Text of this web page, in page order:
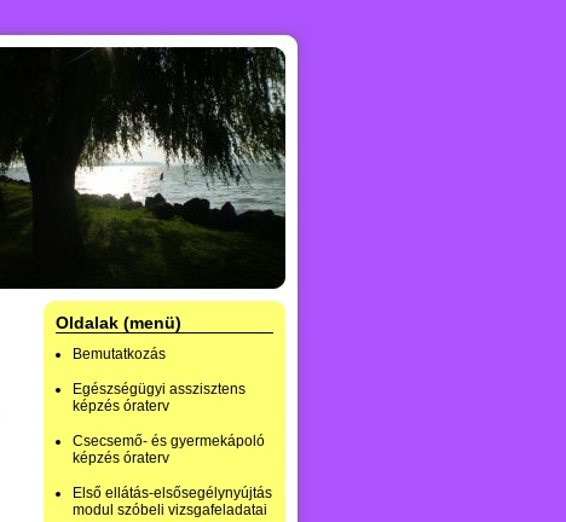
Oldalak (menü)
Bemutatkozás
Egészségügyi asszisztens
képzés óraterv
Csecsemő- és gyermekápoló
képzés óraterv
Első ellátás-elsősegélynyújtás
modul szóbeli vizsgafeladatai